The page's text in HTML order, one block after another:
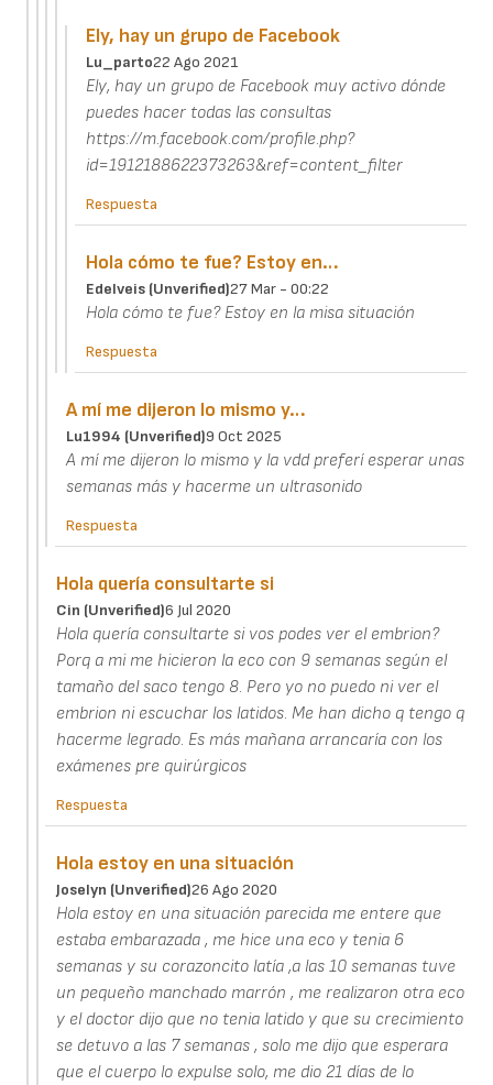
Ely, hay un grupo de Facebook
Lu_parto22 Ago 2021
Ely, hay un grupo de Facebook muy activo dónde
puedes hacer todas las consultas
https://m.facebook.com/profile.php?
id=1912188622373263&ref=content_filter
Respuesta
Hola cómo te fue? Estoy en…
Edelveis (unverified)27 Mar - 00:22
Hola cómo te fue? Estoy en la misa situación
Respuesta
A mí me dijeron lo mismo y…
Lu1994 (unverified)9 Oct 2025
A mí me dijeron lo mismo y la vdd preferí esperar unas
semanas más y hacerme un ultrasonido
Respuesta
Hola quería consultarte si
Cin (unverified)6 Jul 2020
Hola quería consultarte si vos podes ver el embrion?
Porq a mi me hicieron la eco con 9 semanas según el
tamaño del saco tengo 8. Pero yo no puedo ni ver el
embrion ni escuchar los latidos. Me han dicho q tengo q
hacerme legrado. Es más mañana arrancaría con los
exámenes pre quirúrgicos
Respuesta
Hola estoy en una situación
Joselyn (unverified)26 Ago 2020
Hola estoy en una situación parecida me entere que
estaba embarazada , me hice una eco y tenia 6
semanas y su corazoncito latía ,a las 10 semanas tuve
un pequeño manchado marrón , me realizaron otra eco
y el doctor dijo que no tenia latido y que su crecimiento
se detuvo a las 7 semanas , solo me dijo que esperara
que el cuerpo lo expulse solo, me dio 21 días de lo